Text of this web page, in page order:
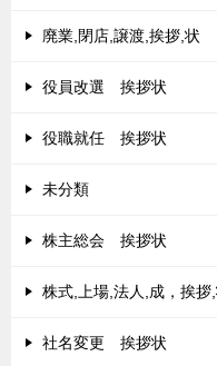
廃業,閉店,譲渡,挨拶,状
役員改選 挨拶状
役職就任 挨拶状
未分類
株主総会 挨拶状
株式,上場,法人,成，挨拶
社名変更 挨拶状